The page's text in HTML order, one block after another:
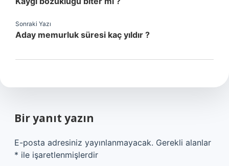
Sonraki Yazı
Aday memurluk süresi kaç yıldır ?
Bir yanıt yazın
E-posta adresiniz yayınlanmayacak. Gerekli alanlar
* ile işaretlenmişlerdir